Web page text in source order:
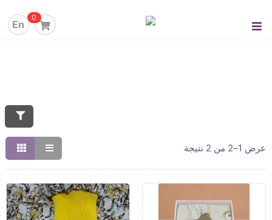
0
En
عرض 1–2 من 2 نتيجة